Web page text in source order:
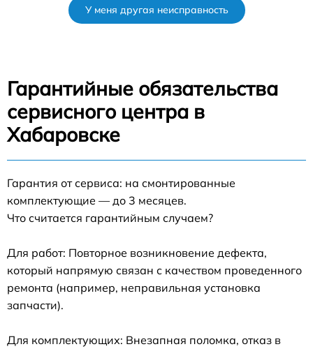
У меня другая неисправность
Гарантийные обязательства
сервисного центра в
Хабаровске
Гарантия от сервиса: на смонтированные
комплектующие — до 3 месяцев.
Что считается гарантийным случаем?
Для работ: Повторное возникновение дефекта,
который напрямую связан с качеством проведенного
ремонта (например, неправильная установка
запчасти).
Для комплектующих: Внезапная поломка, отказ в